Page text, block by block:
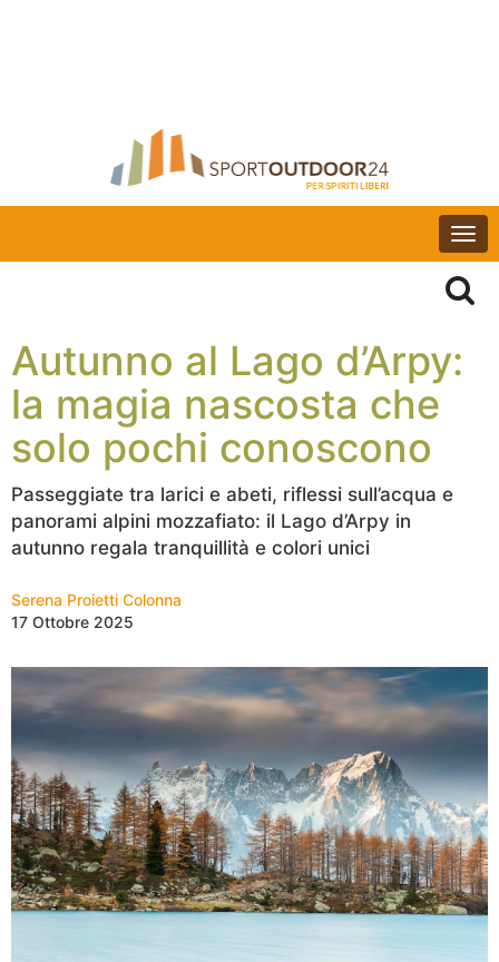
Autunno al Lago d’Arpy:
la magia nascosta che
solo pochi conoscono
Passeggiate tra larici e abeti, riflessi sull’acqua e
panorami alpini mozzafiato: il Lago d’Arpy in
autunno regala tranquillità e colori unici
Serena Proietti Colonna
17 Ottobre 2025